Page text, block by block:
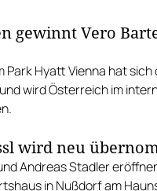
gewinnt Vero
Park Hyatt Vienna hat sich
wird Österreich im
wird neu
Andreas Stadler
in Nußdorf am